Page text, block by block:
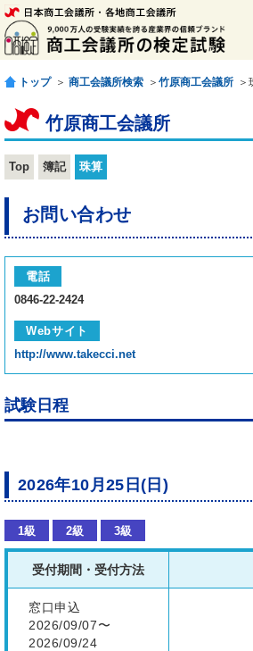
トップ ＞ 商工会議所検索 ＞ 竹原商工会議所 ＞
竹原商工会議所
Top 簿記 珠算
お問い合わせ
電話
0846-22-2424
Webサイト
http://www.takecci.net
試験日程
2026年10月25日(日)
1級 2級 3級
受付期間・受付方法
窓口申込
2026/09/07〜
2026/09/24